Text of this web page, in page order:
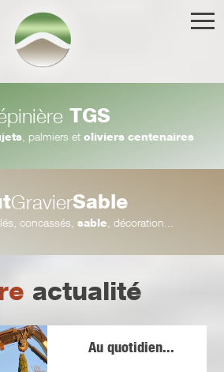
TGS
, palmiers et oliviers centenaires
GravierSable
concassés, sable , décoration...
actualité
Au quotidien...